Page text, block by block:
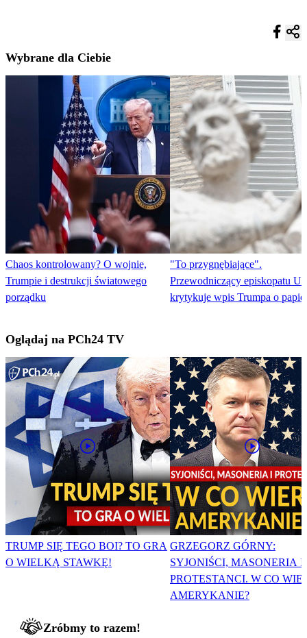
Wybrane dla Ciebie
Chaos kontrolowany? O wojnie,
Trumpie i destrukcji światowego
porządku
"To przygnębiające".
Przewodniczący episkopatu
krytykuje wpis Trumpa o
Oglądaj na PCh24 TV
TRUMP SIĘ TEGO BOI? TO GRA
O WIELKĄ STAWKĘ!
GRZEGORZ GÓRNY:
SYJONIŚCI, MASONERIA I
PROTESTANCI. W CO
AMERYKANIE?
Zróbmy to razem!